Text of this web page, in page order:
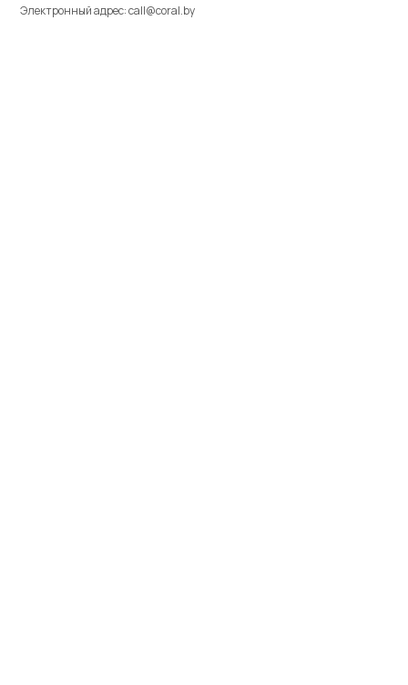
Электронный адрес: call@coral.by